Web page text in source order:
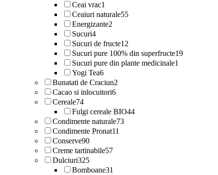
Ceai vrac1
Ceaiuri naturale55
Energizante2
Sucuri4
Sucuri de fructe12
Sucuri pure 100% din superfructe19
Sucuri pure din plante medicinale1
Yogi Tea6
Bunatati de Craciun2
Cacao si inlocuitori6
Cereale74
Fulgi cereale BIO44
Condimente naturale73
Condimente Pronat11
Conserve90
Creme tartinabile57
Dulciuri325
Bomboane31